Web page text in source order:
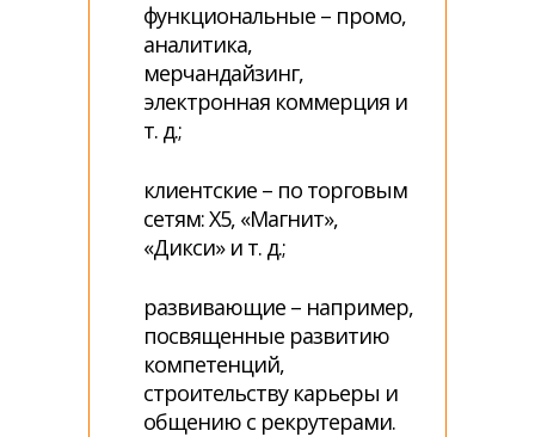
функциональные – промо,
аналитика,
мерчандайзинг,
электронная коммерция и
т. д.;
клиентские – по торговым
сетям: Х5, «Магнит»,
«Дикси» и т. д.;
развивающие – например,
посвященные развитию
компетенций,
строительству карьеры и
общению с рекрутерами.